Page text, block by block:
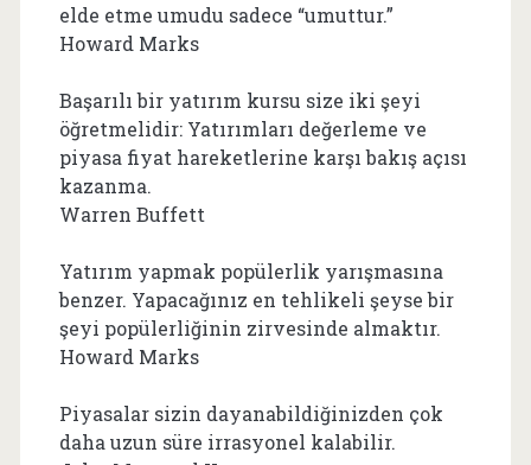
elde etme umudu sadece “umuttur.”
Howard Marks
Başarılı bir yatırım kursu size iki şeyi
öğretmelidir: Yatırımları değerleme ve
piyasa fiyat hareketlerine karşı bakış açısı
kazanma.
Warren Buffett
Yatırım yapmak popülerlik yarışmasına
benzer. Yapacağınız en tehlikeli şeyse bir
şeyi popülerliğinin zirvesinde almaktır.
Howard Marks
Piyasalar sizin dayanabildiğinizden çok
daha uzun süre irrasyonel kalabilir.